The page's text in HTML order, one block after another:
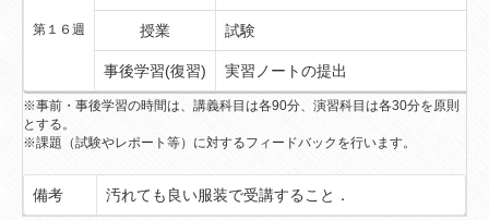
第１６週 授業 試験
事後学習(復習) 実習ノートの提出
※事前・事後学習の時間は、講義科目は各90分、演習科目は各30分を原則
とする。
※課題（試験やレポート等）に対するフィードバックを行います。
備考 汚れても良い服装で受講すること．